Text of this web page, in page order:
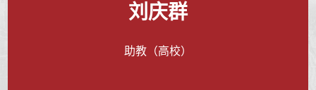
刘庆群
助教（高校）